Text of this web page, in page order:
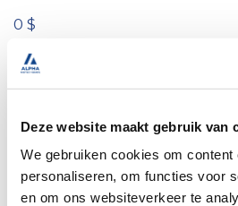
Deze website maakt gebruik van
We gebruiken cookies om content
personaliseren, om functies voor
en om ons websiteverkeer te
0 $
Tous les produits
Pössl Roadcruiser Citroën